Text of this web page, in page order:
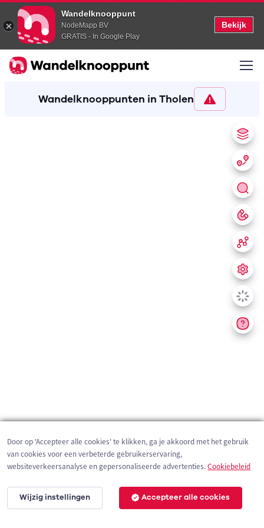
Wandelknooppunt
NodeMapp BV
GRATIS - In Google Play
Bekijk
Wandelknooppunten in Tholen
5 km
Door op 'Accepteer alle cookies' te klikken, ga je akkoord met het gebruik
van cookies voor een verbeterde gebruikerservaring,
websiteverkeersanalyse en gepersonaliseerde advertenties.Cookiebeleid
Wijzig instellingen Accepteer alle cookies